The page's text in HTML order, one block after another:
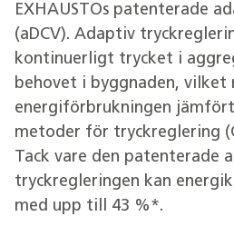
EXHAUSTOs patenterade
(aDCV). Adaptiv
kontinuerligt trycket i
behovet i byggnaden, vilket
energiförbrukningen
metoder för tryckreglering
Tack vare den patenterade
tryckregleringen kan
med upp till 43 %*.